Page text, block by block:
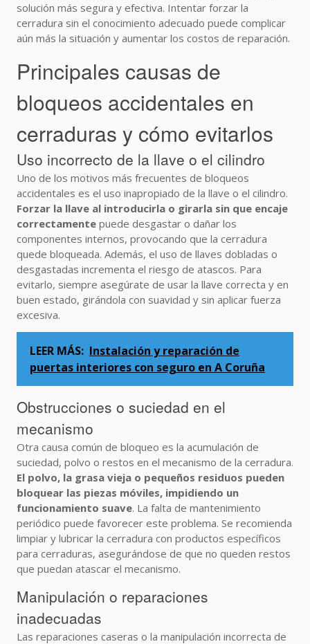
solución más segura y efectiva. Intentar forzar la
cerradura sin el conocimiento adecuado puede complicar
aún más la situación y aumentar los costos de reparación.
Principales causas de
bloqueos accidentales en
cerraduras y cómo evitarlos
Uso incorrecto de la llave o el cilindro
Uno de los motivos más frecuentes de bloqueos
accidentales es el uso inapropiado de la llave o el cilindro.
Forzar la llave al introducirla o girarla sin que encaje
correctamente puede desgastar o dañar los
componentes internos, provocando que la cerradura
quede bloqueada. Además, el uso de llaves dobladas o
desgastadas incrementa el riesgo de atascos. Para
evitarlo, siempre asegúrate de usar la llave correcta y en
buen estado, girándola con suavidad y sin aplicar fuerza
excesiva.
LEER MÁS: Instalación y reparación de
puertas interiores con seguro en A Coruña
Obstrucciones o suciedad en el
mecanismo
Otra causa común de bloqueo es la acumulación de
suciedad, polvo o restos en el mecanismo de la cerradura.
El polvo, la grasa vieja o pequeños residuos pueden
bloquear las piezas móviles, impidiendo un
funcionamiento suave. La falta de mantenimiento
periódico puede favorecer este problema. Se recomienda
limpiar y lubricar la cerradura con productos específicos
para cerraduras, asegurándose de que no queden restos
que puedan atascar el mecanismo.
Manipulación o reparaciones
inadecuadas
Las reparaciones caseras o la manipulación incorrecta de